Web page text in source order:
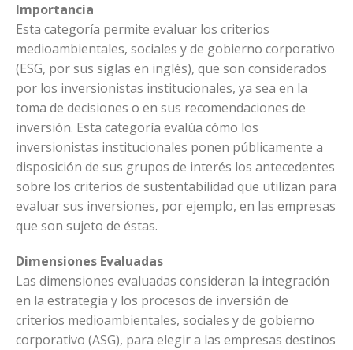
Importancia
Esta categoría permite evaluar los criterios
medioambientales, sociales y de gobierno corporativo
(ESG, por sus siglas en inglés), que son considerados
por los inversionistas institucionales, ya sea en la
toma de decisiones o en sus recomendaciones de
inversión. Esta categoría evalúa cómo los
inversionistas institucionales ponen públicamente a
disposición de sus grupos de interés los antecedentes
sobre los criterios de sustentabilidad que utilizan para
evaluar sus inversiones, por ejemplo, en las empresas
que son sujeto de éstas.
Dimensiones Evaluadas
Las dimensiones evaluadas consideran la integración
en la estrategia y los procesos de inversión de
criterios medioambientales, sociales y de gobierno
corporativo (ASG), para elegir a las empresas destinos